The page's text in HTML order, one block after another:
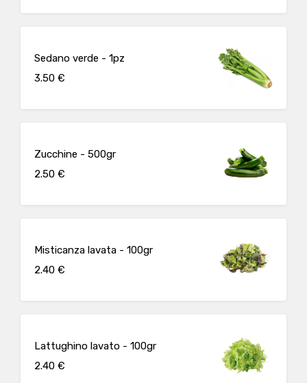
Sedano verde - 1pz
3.50 €
Zucchine - 500gr
2.50 €
Misticanza lavata - 100gr
2.40 €
Lattughino lavato - 100gr
2.40 €